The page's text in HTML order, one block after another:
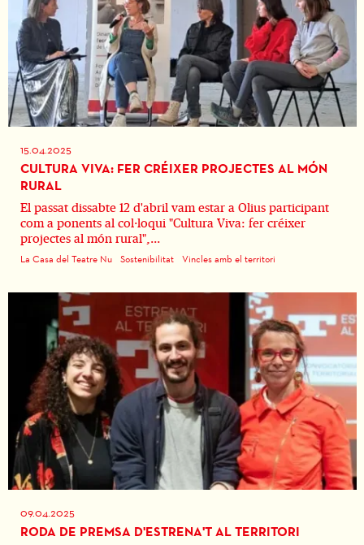
15.04.2025
CULTURA VIVA: FER CRÉIXER PROJECTES AL MÓN
RURAL
El passat dissabte 12 d'abril vam estar a Olius participant
com a ponents al col·loqui "Cultura Viva: fer créixer
projectes al món rural",...
La Casa del Teatre Nu Sostenibilitat Vincles amb el territori
09.04.2025
RODA DE PREMSA D'ESTRENA'T AL TERRITORI